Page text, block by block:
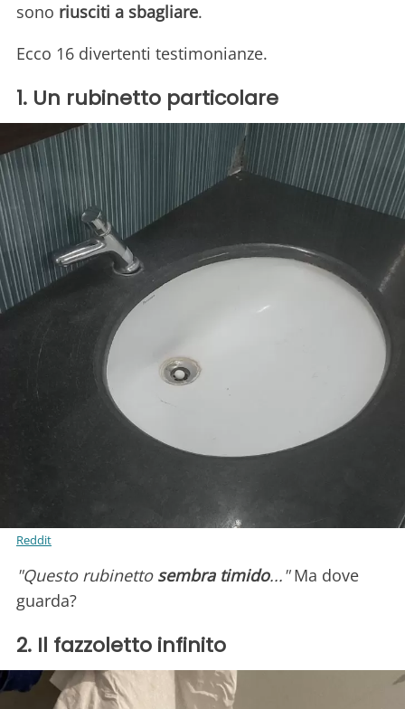
sono riusciti a sbagliare.
Ecco 16 divertenti testimonianze.
1. Un rubinetto particolare
Reddit
"Questo rubinetto sembra timido..."Ma dove
guarda?
2. Il fazzoletto infinito